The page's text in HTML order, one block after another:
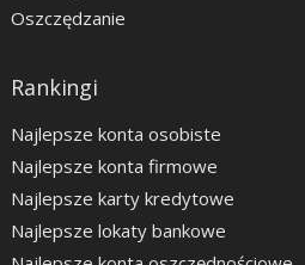
Oszczędzanie
Rankingi
Najlepsze konta osobiste
Najlepsze konta firmowe
Najlepsze karty kredytowe
Najlepsze lokaty bankowe